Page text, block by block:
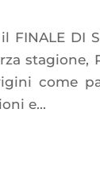
il FINALE DI
stagione,
come
e...